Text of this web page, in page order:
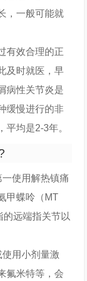
，一般可能就
有效合理的正
及时就医，早
病性关节炎是
缓慢进行的非
平均是2-3年。
使用解热镇痛
甲蝶呤（MT
远端指关节以
用小剂量激
氟米特等，会